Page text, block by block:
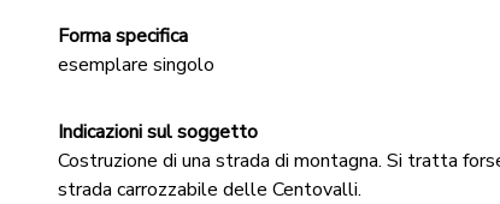
Forma specifica
esemplare singolo
Indicazioni sul soggetto
Costruzione di una strada di montagna. Si tratta
strada carrozzabile delle Centovalli.